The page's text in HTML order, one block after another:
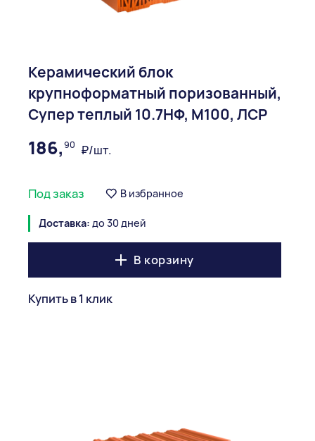
Керамический блок
крупноформатный поризованный,
Супер теплый 10.7НФ, М100, ЛСР
186,90 ₽/шт.
Под заказ В избранное
Доставка: до 30 дней
В корзину
Купить в 1 клик